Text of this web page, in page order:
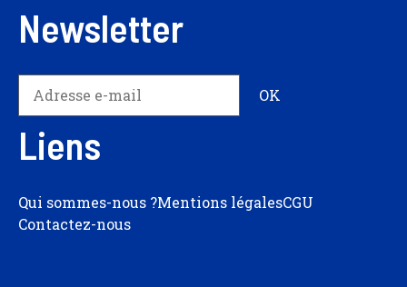
Newsletter
Liens
Qui sommes-nous ?Mentions légalesCGU
Contactez-nous